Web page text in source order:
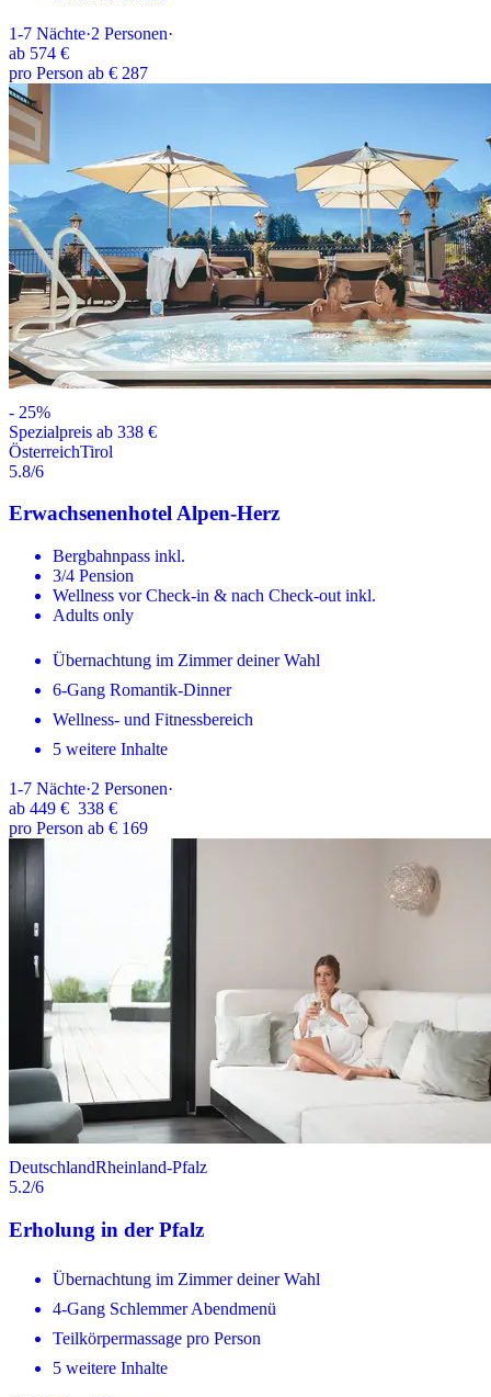
1-7 Nächte·2 Personen·
ab 574 €
pro Person ab € 287
- 25%
Spezialpreis ab 338 €
ÖsterreichTirol
5.8/6
Erwachsenenhotel Alpen-Herz
Bergbahnpass inkl.
3/4 Pension
Wellness vor Check-in & nach Check-out inkl.
Adults only
Übernachtung im Zimmer deiner Wahl
6-Gang Romantik-Dinner
Wellness- und Fitnessbereich
5 weitere Inhalte
1-7 Nächte·2 Personen·
ab 449 € 338 €
pro Person ab € 169
DeutschlandRheinland-Pfalz
5.2/6
Erholung in der Pfalz
Übernachtung im Zimmer deiner Wahl
4-Gang Schlemmer Abendmenü
Teilkörpermassage pro Person
5 weitere Inhalte